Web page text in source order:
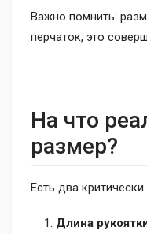
Важно помнить:
перчаток, это
На что
размер?
Есть два
Длина